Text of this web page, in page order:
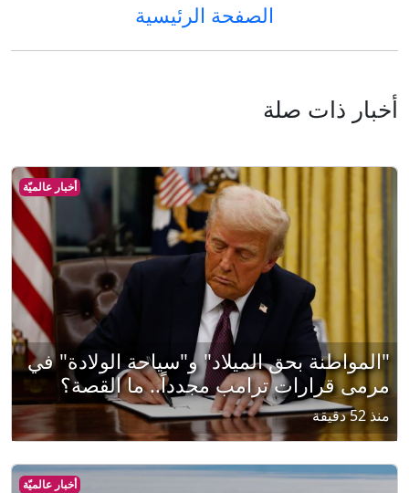
الصفحة الرئيسية
أخبار ذات صلة
أخبار عالميّة
"المواطنة بحق الميلاد" و"سياحة الولادة" في
مرمى قرارات ترامب مجدداً.. ما القصة؟
منذ 52 دقيقة
أخبار عالميّة